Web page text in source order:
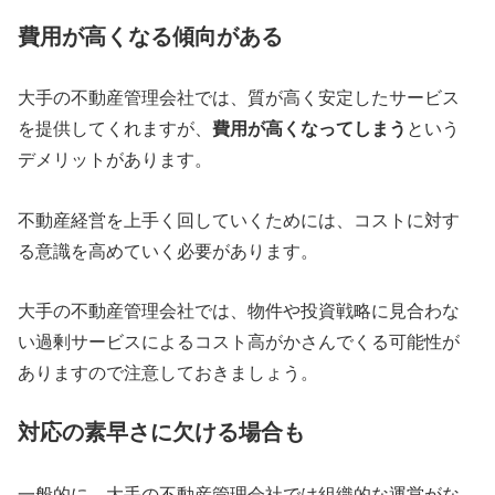
費用が高くなる傾向がある
大手の不動産管理会社では、質が高く安定したサービス
を提供してくれますが、費用が高くなってしまう という
デメリットがあります。
不動産経営を上手く回していくためには、コストに対す
る意識を高めていく必要があります。
大手の不動産管理会社では、物件や投資戦略に見合わな
い過剰サービスによるコスト高がかさんでくる可能性が
ありますので注意しておきましょう。
対応の素早さに欠ける場合も